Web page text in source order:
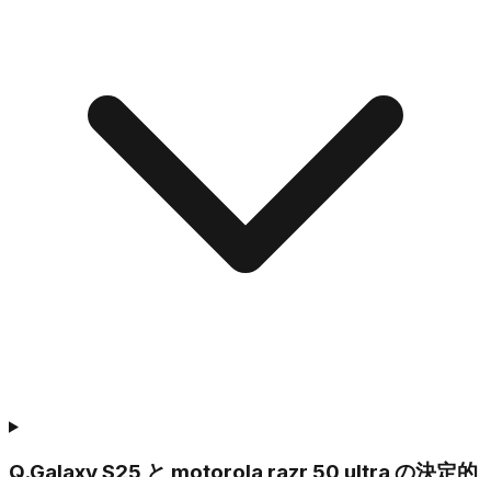
Q.Galaxy S25 と motorola razr 50 ultra の決定的